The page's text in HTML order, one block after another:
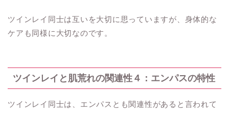
ツインレイ同士は互いを大切に思っていますが、身体的な
ケアも同様に大切なのです。
ツインレイと肌荒れの関連性４：エンパスの特性
ツインレイ同士は、エンパスとも関連性があると言われて